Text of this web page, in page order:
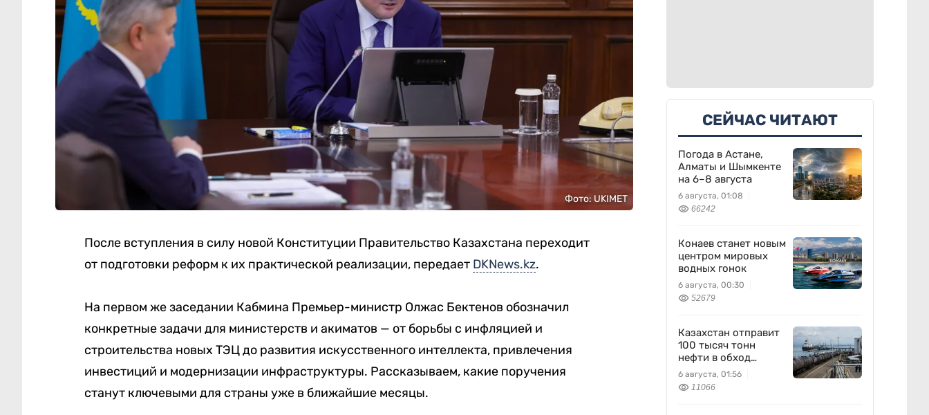
Фото: UKIMET
После вступления в силу новой Конституции Правительство Казахстана переходит
от подготовки реформ к их практической реализации, передает DKNews.kz.
На первом же заседании Кабмина Премьер-министр Олжас Бектенов обозначил
конкретные задачи для министерств и акиматов — от борьбы с инфляцией и
строительства новых ТЭЦ до развития искусственного интеллекта, привлечения
инвестиций и модернизации инфраструктуры. Рассказываем, какие поручения
станут ключевыми для страны уже в ближайшие месяцы.
СЕЙЧАС ЧИТАЮТ
Погода в Астане,
Алматы и Шымкенте
на 6–8 августа
6 августа, 01:08
66242
Конаев станет новым
центром мировых
водных гонок
6 августа, 00:30
52679
Казахстан отправит
100 тысяч тонн
нефти в обход
России
6 августа, 01:56
11066